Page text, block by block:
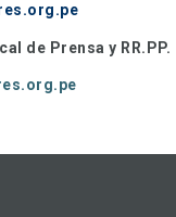
de Prensa y RR.PP.